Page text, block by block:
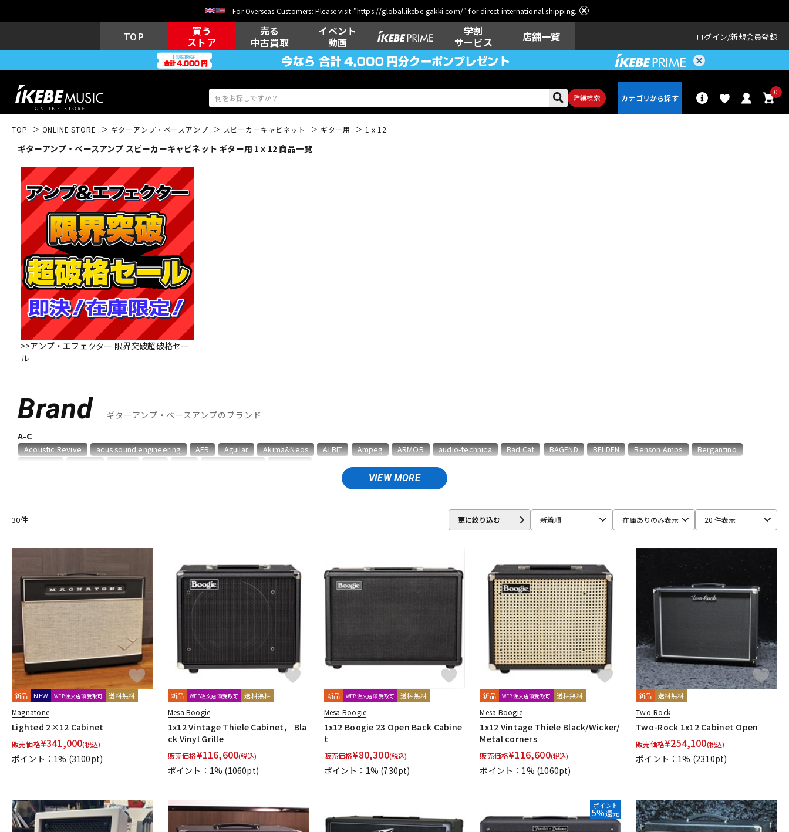
For Overseas Customers: Please visit "https://global.ikebe-gakki.com/" for direct international shipping.
TOP
買う
ストア
売る
中古買取
イベント
動画
学割
サービス
店舗一覧 ログイン 新規会員登録
詳細検索
0
アコギ/エレ
キーボード
DJ機器
中古
TOP ONLINE STORE ギターアンプ・ベースアンプ スピーカーキャビネット ギター用 1ｘ12
ギターアンプ・ベースアンプ スピーカーキャビネット ギター用 1ｘ12 商品一覧
>>アンプ・エフェクター 限界突破超破格セー
ル
Brand ギターアンプ・ベースアンプのブランド
VIEW MORE
A-C
Acoustic Revive acus sound engineering AER Aguilar Akima&Neos ALBIT Ampeg ARMOR audio-technica Bad Cat BAGEND BELDEN Benson Amps
Bergantino
DV MARK EBS Effects Bakery
FunSounds Pro FURMAN
G-M
Khan Audio
Line6 Little Walter Morgan Amplification MUTEC
Neural DSP NIKKO Noah’sark NUX Orange ORB Oyaide P.R.S. Palmer Pearl PEAVEY PIGNOSE PJB（Phil Jones Bass） Pocket Amp
Providence
PULSE REVV
S-T
SANWA SUPPLY Suhr Amps SYNERGY tc electronic TECH21
Two Notes
Two-Rock
U-Z
Udo Roesner Amps Universal Audio unknown VANDERKLEY VHT VOVOX VOX WALRUS AUDIO YAMAHA ZT Amp Z-VEX
他
キョーリツ
30件 更に絞り込む 新着順 在庫ありのみ表示 20 件表示
新品 NEW WEB注文店頭受取可 送料無料
Magnatone
Lighted 2×12 Cabinet
販売価格¥341,000(税込)
ポイント：1% (3100pt)
新品 WEB注文店頭受取可 送料無料
Mesa Boogie
1x12 Vintage Thiele Cabinet， Bla
ck Vinyl Grille
販売価格¥116,600(税込)
ポイント：1% (1060pt)
新品 WEB注文店頭受取可 送料無料
Mesa Boogie
1x12 Boogie 23 Open Back Cabine
t
販売価格¥80,300(税込)
ポイント：1% (730pt)
新品 WEB注文店頭受取可 送料無料
Mesa Boogie
1x12 Vintage Thiele Black/Wicker/
Metal corners
販売価格¥116,600(税込)
ポイント：1% (1060pt)
新品 送料無料
Two-Rock
Two-Rock 1x12 Cabinet Open
販売価格¥254,100(税込)
ポイント：1% (2310pt)
ポイント
5%還元